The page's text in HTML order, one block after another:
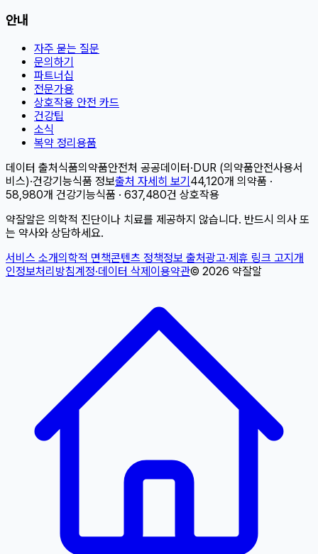
안내
자주 묻는 질문
문의하기
파트너십
전문가용
상호작용 안전 카드
건강팁
소식
복약 정리용품
데이터 출처식품의약품안전처 공공데이터·DUR (의약품안전사용서
비스)·건강기능식품 정보출처 자세히 보기44,120개 의약품 ·
58,980개 건강기능식품 · 637,480건 상호작용
약잘알은 의학적 진단이나 치료를 제공하지 않습니다. 반드시 의사 또
는 약사와 상담하세요.
서비스 소개의학적 면책콘텐츠 정책정보 출처광고·제휴 링크 고지개
인정보처리방침계정·데이터 삭제이용약관© 2026 약잘알